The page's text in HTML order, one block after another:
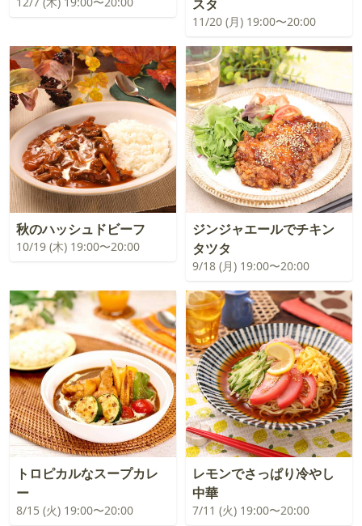
スタ
11/20 (月) 19:00〜20:00
秋のハッシュドビーフ
10/19 (木) 19:00〜20:00
ジンジャエールでチキン
タツタ
9/18 (月) 19:00〜20:00
トロピカルなスープカレ
ー
8/15 (火) 19:00〜20:00
レモンでさっぱり冷やし
中華
7/11 (火) 19:00〜20:00